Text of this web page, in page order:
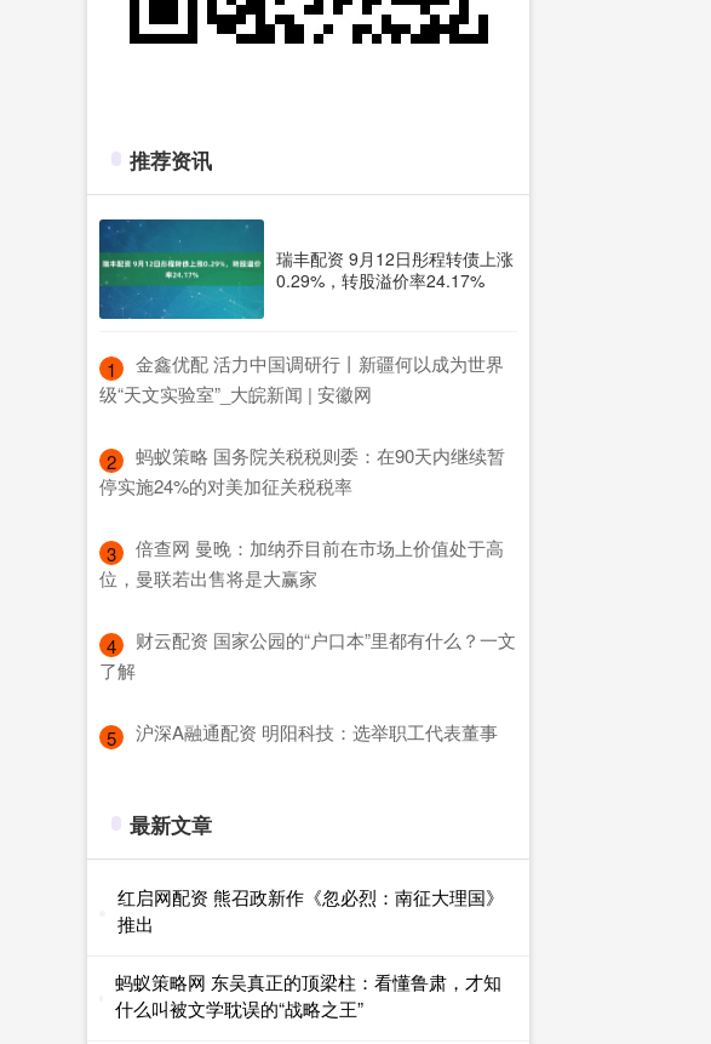
推荐资讯
瑞丰配资 9月12日彤程转债上涨
0.29%，转股溢价率24.17%
1
​金鑫优配 活力中国调研行丨新疆何以成为世界
级“天文实验室”_大皖新闻 | 安徽网
2
​蚂蚁策略 国务院关税税则委：在90天内继续暂
停实施24%的对美加征关税税率
3
​倍查网 曼晚：加纳乔目前在市场上价值处于高
位，曼联若出售将是大赢家
4
​财云配资 国家公园的“户口本”里都有什么？一文
了解
5 ​沪深A融通配资 明阳科技：选举职工代表董事
最新文章
红启网配资 熊召政新作《忽必烈：南征大理国》
推出
蚂蚁策略网 东吴真正的顶梁柱：看懂鲁肃，才知
什么叫被文学耽误的“战略之王”